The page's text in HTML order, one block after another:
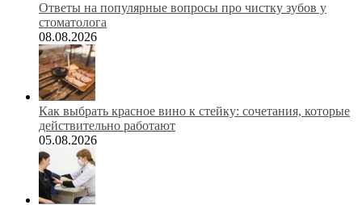
Ответы на популярные вопросы про чистку зубов у
стоматолога
08.08.2026
Как выбрать красное вино к стейку: сочетания, которые
действительно работают
05.08.2026